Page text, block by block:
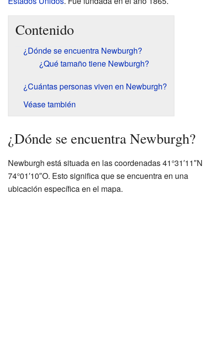
Contenido
¿Dónde se encuentra Newburgh?
¿Qué tamaño tiene Newburgh?
¿Cuántas personas viven en Newburgh?
Véase también
¿Dónde se encuentra Newburgh?
Newburgh está situada en las coordenadas 41°31′11″N
74°01′10″O. Esto significa que se encuentra en una
ubicación específica en el mapa.